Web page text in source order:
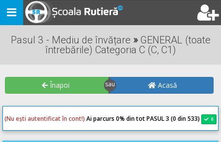
Toggle
navigation
Pasul 3 - Mediu de învățare »GENERAL (toate
întrebările) Categoria C (C, C1)
Înapoi Acasă
(Nu ești autentificat în cont!) Ai parcurs 0% din tot PASUL 3 (0 din 533) 0